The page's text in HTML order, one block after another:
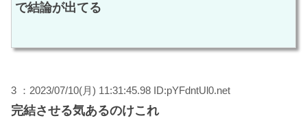
で結論が出てる
3 ：2023/07/10(月) 11:31:45.98 ID:pYFdntUl0.net
完結させる気あるのけこれ